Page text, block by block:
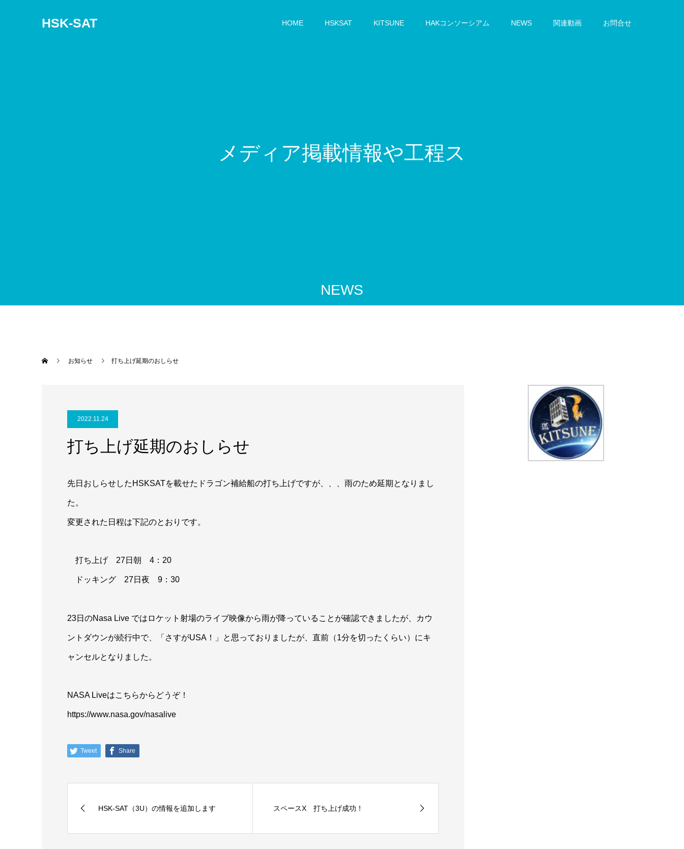
HSK-SAT HOME HSKSAT KITSUNE HAKコンソーシアム NEWS 関連動画 お問合せ
NEWS
ィア掲載情報や工程スケジュ
お知らせ 打ち上げ延期のおしらせ
2022.11.24
打ち上げ延期のおしらせ
先日おしらせしたHSKSATを載せたドラゴン補給船の打ち上げですが、、、雨のため延期となりまし
た。
変更された日程は下記のとおりです。
打ち上げ 27日朝 4：20
ドッキング 27日夜 9：30
23日のNasa Live ではロケット射場のライブ映像から雨が降っていることが確認できましたが、カウ
ントダウンが続行中で、「さすがUSA！」と思っておりましたが、直前（1分を切ったくらい）にキ
ャンセルとなりました。
NASA Liveはこちらからどうぞ！
https://www.nasa.gov/nasalive
Tweet Share
HSK-SAT（3U）の情報を追加します スペースX 打ち上げ成功！